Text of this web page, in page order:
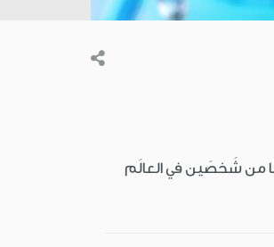
ما من شَخصَين في العالَم